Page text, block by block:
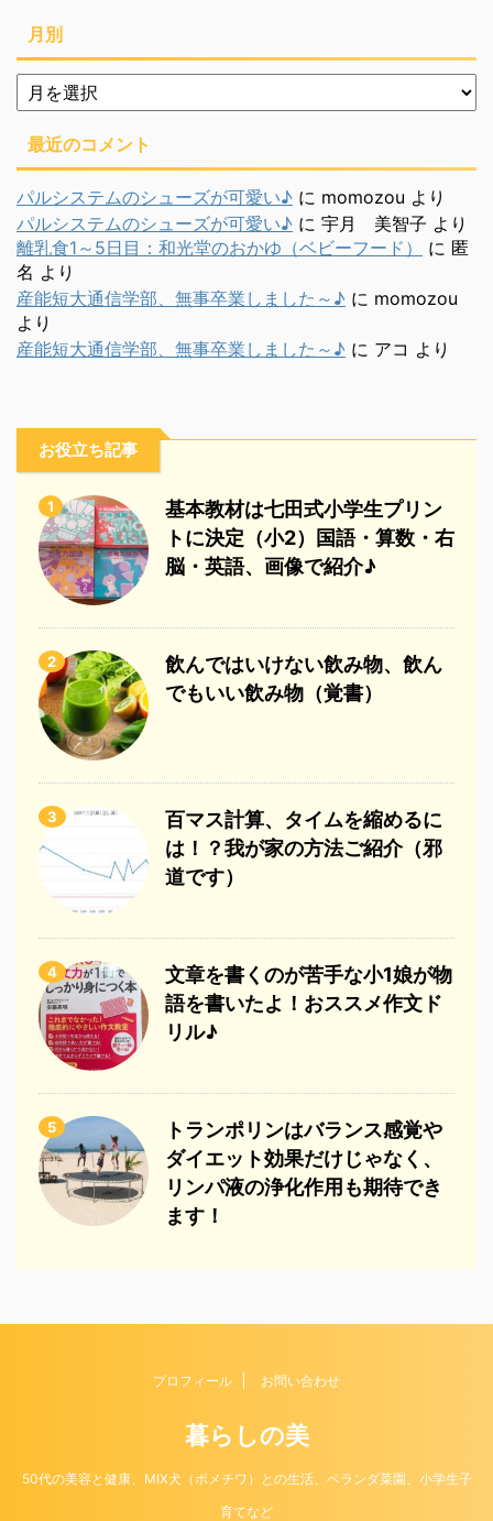
月別
月
別
最近のコメント
パルシステムのシューズが可愛い♪ に momozou より
パルシステムのシューズが可愛い♪ に 宇月 美智子 より
離乳食1～5日目：和光堂のおかゆ（ベビーフード）
に 匿
名 より
産能短大通信学部、無事卒業しました～♪ に momozou
より
産能短大通信学部、無事卒業しました～♪ に アコ より
お役立ち記事
1
基本教材は七田式小学生プリン
トに決定（小2）国語・算数・右
脳・英語、画像で紹介♪
2
飲んではいけない飲み物、飲ん
でもいい飲み物（覚書）
3
百マス計算、タイムを縮めるに
は！？我が家の方法ご紹介（邪
道です）
4
文章を書くのが苦手な小1娘が物
語を書いたよ！おススメ作文ド
リル♪
5
トランポリンはバランス感覚や
ダイエット効果だけじゃなく、
リンパ液の浄化作用も期待でき
ます！
プロフィール お問い合わせ
暮らしの美
50代の美容と健康、MIX犬（ポメチワ）との生活、ベランダ菜園、小学生子
育てなど